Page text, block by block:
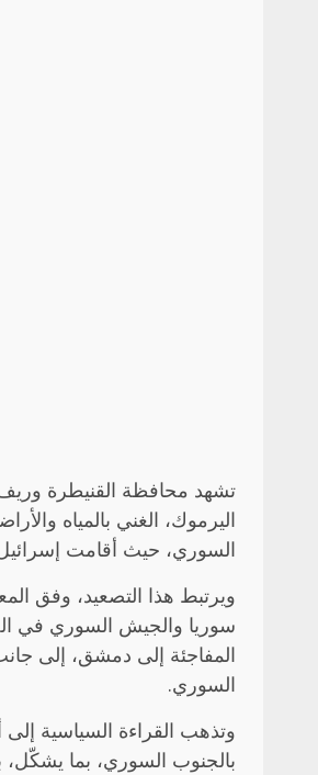
تشهد محافظة القنيطرة وريف
اليرموك، الغني بالمياه
السوري، حيث أقامت إسرائيل، منذ 8 ديسمبر 2024، تسع قواعد
ويرتبط هذا التصعيد، وفق
سوريا والجيش السوري في
المفاجئة إلى دمشق، إلى
السوري.
وتذهب القراءة السياسية